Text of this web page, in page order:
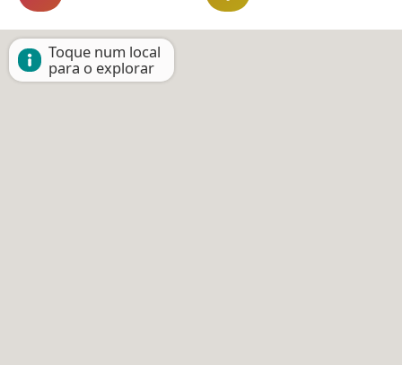
Toque num local
para o explorar